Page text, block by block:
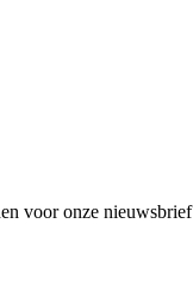
voor onze nieuwsbrief